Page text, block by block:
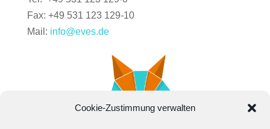
Cookie-Zustimmung verwalten
Fax: +49 531 123 129-10
Mail: info@eves.de